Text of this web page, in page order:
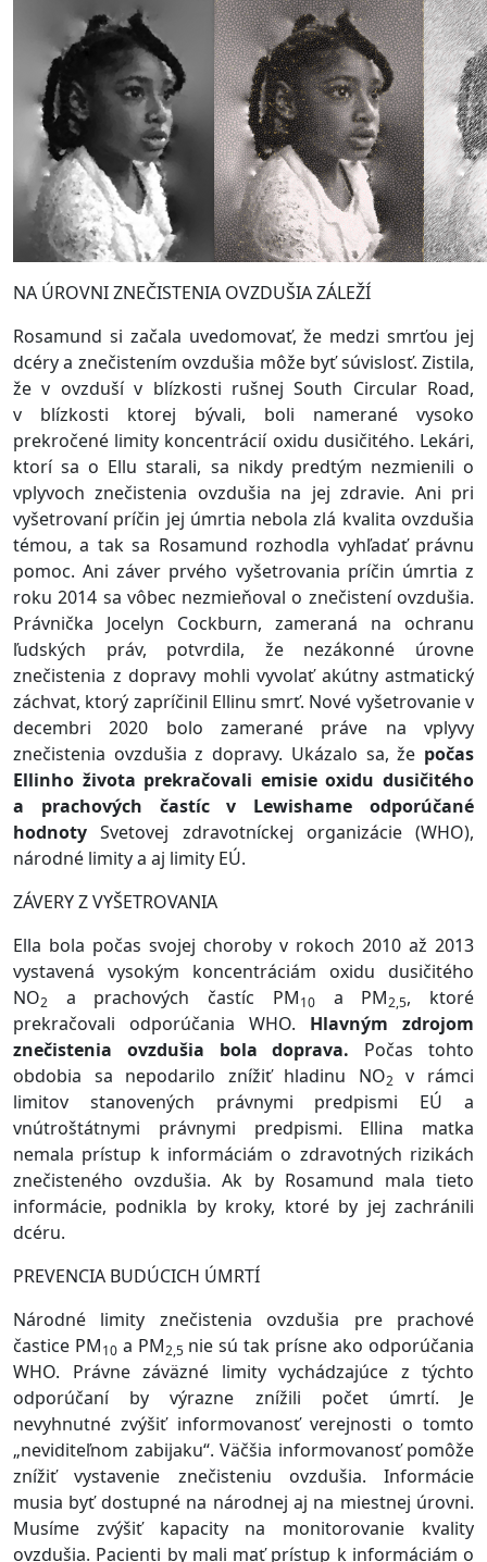
NA ÚROVNI ZNEČISTENIA OVZDUŠIA ZÁLEŽÍ
Rosamund si začala uvedomovať, že medzi smrťou jej
dcéry a znečistením ovzdušia môže byť súvislosť. Zistila,
že v ovzduší v blízkosti rušnej South Circular Road,
v blízkosti ktorej bývali, boli namerané vysoko
prekročené limity koncentrácií oxidu dusičitého. Lekári,
ktorí sa o Ellu starali, sa nikdy predtým nezmienili o
vplyvoch znečistenia ovzdušia na jej zdravie. Ani pri
vyšetrovaní príčin jej úmrtia nebola zlá kvalita ovzdušia
témou, a tak sa Rosamund rozhodla vyhľadať právnu
pomoc. Ani záver prvého vyšetrovania príčin úmrtia z
roku 2014 sa vôbec nezmieňoval o znečistení ovzdušia.
Právnička Jocelyn Cockburn, zameraná na ochranu
ľudských práv, potvrdila, že nezákonné úrovne
znečistenia z dopravy mohli vyvolať akútny astmatický
záchvat, ktorý zapríčinil Ellinu smrť. Nové vyšetrovanie v
decembri 2020 bolo zamerané práve na vplyvy
znečistenia ovzdušia z dopravy. Ukázalo sa, že počas
Ellinho života prekračovali emisie oxidu dusičitého
a prachových častíc v Lewishame
odporúčané
hodnotySvetovej zdravotníckej organizácie (WHO),
národné limity a aj limity EÚ.
ZÁVERY Z VYŠETROVANIA
Ella bola počas svojej choroby v rokoch 2010 až 2013
vystavená vysokým koncentráciám oxidu dusičitého
NO2 a prachových častíc PM10a PM2,5, ktoré
prekračovali odporúčania WHO. Hlavným zdrojom
znečistenia ovzdušia bola doprava. Počas tohto
obdobia sa nepodarilo znížiť hladinu NO2
v rámci
limitov stanovených právnymi predpismi EÚ a
vnútroštátnymi právnymi predpismi. Ellina matka
nemala prístup k informáciám o zdravotných rizikách
znečisteného ovzdušia. Ak by Rosamund mala tieto
informácie, podnikla by kroky, ktoré by jej zachránili
dcéru.
PREVENCIA BUDÚCICH ÚMRTÍ
Národné limity znečistenia ovzdušia pre prachové
častice PM10 a PM2,5 nie sú tak prísne ako odporúčania
WHO. Právne záväzné limity vychádzajúce z týchto
odporúčaní by výrazne znížili počet úmrtí. Je
nevyhnutné zvýšiť informovanosť verejnosti o tomto
„neviditeľnom zabijaku“. Väčšia informovanosť pomôže
znížiť vystavenie znečisteniu ovzdušia. Informácie
musia byť dostupné na národnej aj na miestnej úrovni.
Musíme zvýšiť kapacity na monitorovanie kvality
ovzdušia. Pacienti by mali mať prístup k informáciám o